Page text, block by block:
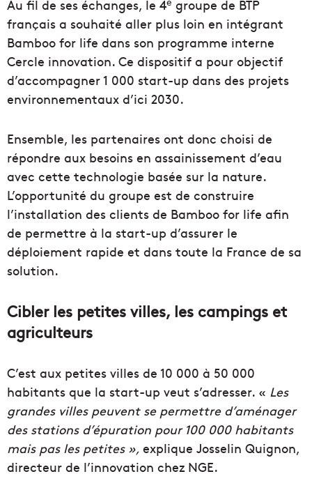
Au fil de ses échanges, le 4 groupe de BTP
français a souhaité aller plus loin en intégrant
Bamboo for life dans son programme interne
Cercle innovation. Ce dispositif a pour objectif
d’accompagner 1 000 start-up dans des projets
environnementaux d’ici 2030.
Ensemble, les partenaires ont donc choisi de
répondre aux besoins en assainissement d’eau
avec cette technologie basée sur la nature.
L’opportunité du groupe est de construire
l’installation des clients de Bamboo for life afin
de permettre à la start-up d’assurer le
déploiement rapide et dans toute la France de sa
solution.
Cibler les petites villes, les campings et
agriculteurs
C’est aux petites villes de 10 000 à 50 000
habitants que la start-up veut s’adresser. « Les
grandes villes peuvent se permettre d’aménager
des stations d’épuration pour 100 000 habitants
mais pas les petites », explique Josselin Quignon,
directeur de l’innovation chez NGE.